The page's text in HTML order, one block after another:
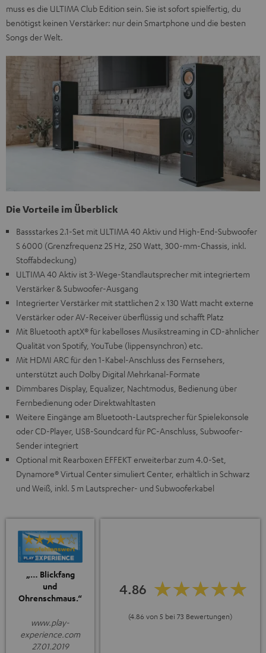
muss es die ULTIMA Club Edition sein. Sie ist sofort spielfertig, du
benötigst keinen Verstärker: nur dein Smartphone und die besten
Songs der Welt.
Die Vorteile im Überblick
Bassstarkes 2.1-Set mit ULTIMA 40 Aktiv und High-End-Subwoofer
S 6000 (Grenzfrequenz 25 Hz, 250 Watt, 300-mm-Chassis, inkl.
Stoffabdeckung)
ULTIMA 40 Aktiv ist 3-Wege-Standlautsprecher mit integriertem
Verstärker & Subwoofer-Ausgang
Integrierter Verstärker mit stattlichen 2 x 130 Watt macht externe
Verstärker oder AV-Receiver überflüssig und schafft Platz
Mit Bluetooth aptX® für kabelloses Musikstreaming in CD-ähnlicher
Qualität von Spotify, YouTube (lippensynchron) etc.
Mit HDMI ARC für den 1-Kabel-Anschluss des Fernsehers,
unterstützt auch Dolby Digital Mehrkanal-Formate
Dimmbares Display, Equalizer, Nachtmodus, Bedienung über
Fernbedienung oder Direktwahltasten
Weitere Eingänge am Bluetooth-Lautsprecher für Spielekonsole
oder CD-Player, USB-Soundcard für PC-Anschluss, Subwoofer-
Sender integriert
Optional mit Rearboxen EFFEKT erweiterbar zum 4.0-Set,
Dynamore® Virtual Center simuliert Center, erhältlich in Schwarz
und Weiß, inkl. 5 m Lautsprecher- und Subwooferkabel
„… Blickfang
und
Ohrenschmaus.“
www.play-
experience.com
27.01.2019
4.86
(4.86 von 5 bei 73 Bewertungen)